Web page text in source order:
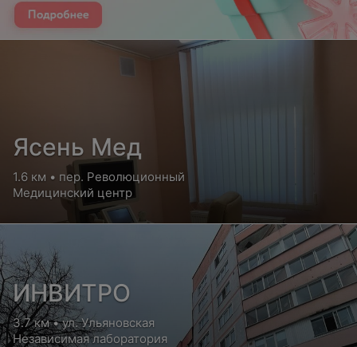
Ясень Мед
1.6 км • пер. Революционный
Медицинский центр
ИНВИТРО
3.7 км • ул. Ульяновская
Независимая лаборатория